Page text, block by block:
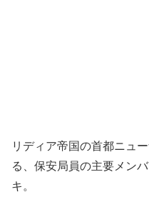
リディア帝国の首都ニュ
る、保安局員の主要メン
キ。